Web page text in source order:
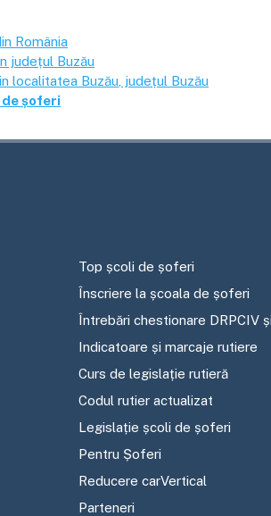
România
județul Buzău
localitatea Buzău , județul Buzău
șoferi
Top școli de șoferi
Înscriere la școala de șoferi
Întrebări chestionare DRPCIV
Indicatoare și marcaje rutiere
Curs de legislație rutieră
Codul rutier actualizat
Legislație școli de șoferi
Pentru Șoferi
Reducere carVertical
Parteneri